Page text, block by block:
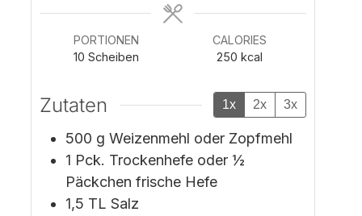
PORTIONEN
10 Scheiben
CALORIES
250 kcal
Zutaten 1x 2x 3x
500 g Weizenmehl oder Zopfmehl
1 Pck. Trockenhefe oder ½
Päckchen frische Hefe
1,5 TL Salz